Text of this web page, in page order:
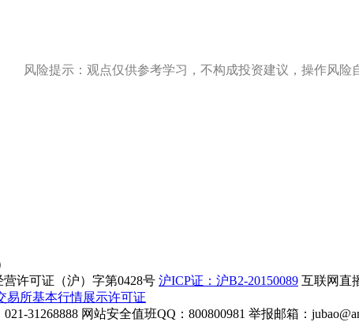
风险提示：观点仅供参考学习，不构成投资建议，操作风险
许可证（沪）字第0428号 沪ICP证：沪B2-20150089 互联网直
易所基本行情展示许可证
31268888 网站安全值班QQ：800800981 举报邮箱：